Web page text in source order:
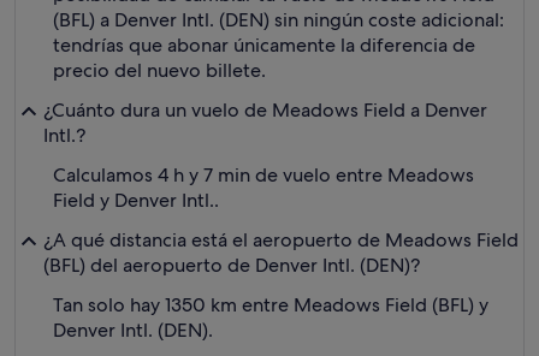
(BFL) a Denver Intl. (DEN) sin ningún coste adicional:
tendrías que abonar únicamente la diferencia de
precio del nuevo billete.
¿Cuánto dura un vuelo de Meadows Field a Denver
Intl.?
Calculamos 4 h y 7 min de vuelo entre Meadows
Field y Denver Intl..
¿A qué distancia está el aeropuerto de Meadows Field
(BFL) del aeropuerto de Denver Intl. (DEN)?
Tan solo hay 1350 km entre Meadows Field (BFL) y
Denver Intl. (DEN).